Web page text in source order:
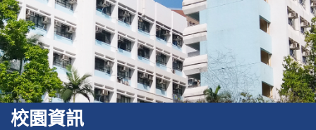
校園資訊